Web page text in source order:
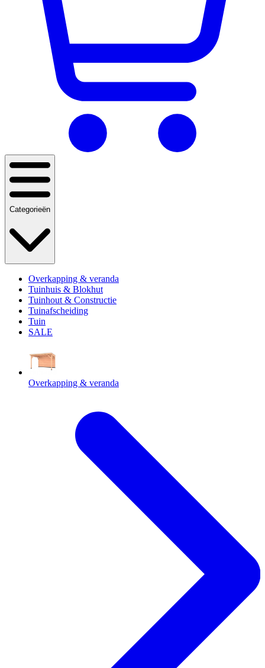
Categorieën
Overkapping & veranda
Tuinhuis & Blokhut
Tuinhout & Constructie
Tuinafscheiding
Tuin
SALE
Overkapping & veranda